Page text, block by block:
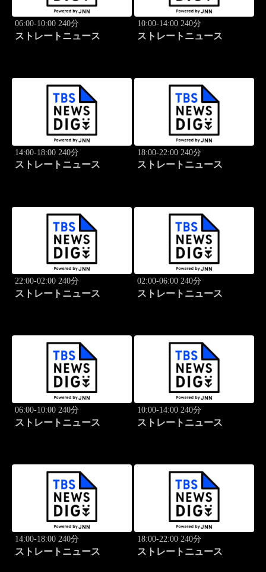
06:00-10:00 240分
ストレートニュース
10:00-14:00 240分
ストレートニュース
14:00-18:00 240分
ストレートニュース
18:00-22:00 240分
ストレートニュース
22:00-02:00 240分
ストレートニュース
02:00-06:00 240分
ストレートニュース
06:00-10:00 240分
ストレートニュース
10:00-14:00 240分
ストレートニュース
14:00-18:00 240分
ストレートニュース
18:00-22:00 240分
ストレートニュース